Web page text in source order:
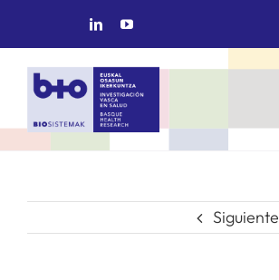
INICIO
Siguiente